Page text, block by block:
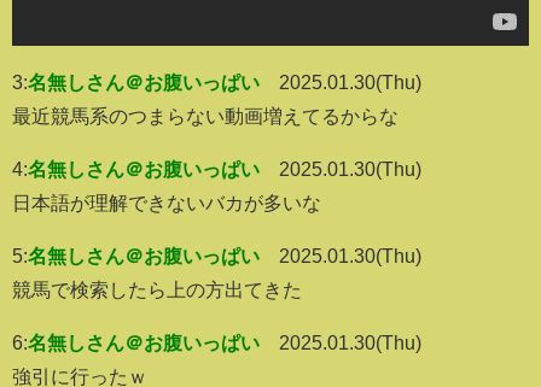
3:名無しさん＠お腹いっぱい
2025.01.30(Thu)
最近競馬系のつまらない動画増えてるからな
4:名無しさん＠お腹いっぱい
2025.01.30(Thu)
日本語が理解できないバカが多いな
5:名無しさん＠お腹いっぱい
2025.01.30(Thu)
競馬で検索したら上の方出てきた
6:名無しさん＠お腹いっぱい
2025.01.30(Thu)
強引に行ったｗ